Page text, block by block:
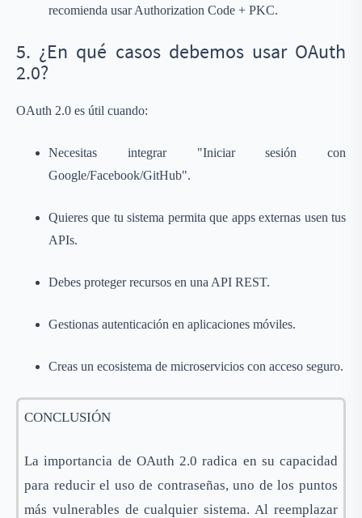
recomienda usar Authorization Code + PKC.
5. ¿En qué casos debemos usar OAuth
2.0?
OAuth 2.0 es útil cuando:
Necesitas integrar "Iniciar sesión con
Google/Facebook/GitHub".
Quieres que tu sistema permita que apps externas usen tus
APIs.
Debes proteger recursos en una API REST.
Gestionas autenticación en aplicaciones móviles.
Creas un ecosistema de microservicios con acceso seguro.
CONCLUSIÓN
La importancia de OAuth 2.0 radica en su capacidad
para reducir el uso de contraseñas, uno de los puntos
más vulnerables de cualquier sistema. Al reemplazar